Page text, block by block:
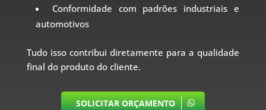
Conformidade com padrões industriais e
automotivos
Tudo isso contribui diretamente para a qualidade
final do produto do cliente.
SOLICITAR ORÇAMENTO